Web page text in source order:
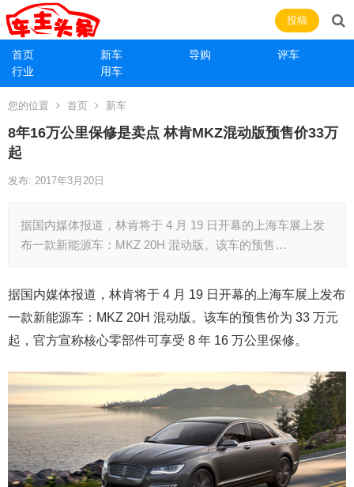
首页 新车 导购
评车
行业
用车
投稿
您的位置 首页 新车
8年16万公里保修是卖点 林肯MKZ混动版预售价33万
起
发布: 2017年3月20日
据国内媒体报道，林肯将于 4 月 19 日开幕的上海车展上发
布一款新能源车：MKZ 20H 混动版。该车的预售…
据国内媒体报道，林肯将于 4 月 19 日开幕的上海车展上发布
一款新能源车：MKZ 20H 混动版。该车的预售价为 33 万元
起，官方宣称核心零部件可享受 8 年 16 万公里保修。